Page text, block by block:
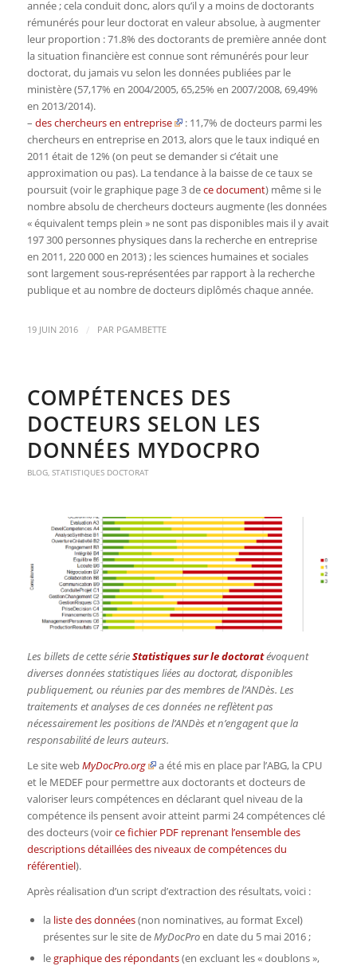
année ; cela conduit donc, alors qu’il y a moins de doctorants
rémunérés pour leur doctorat en valeur absolue, à augmenter
leur proportion : 71.8% des doctorants de première année dont
la situation financière est connue sont rémunérés pour leur
doctorat, du jamais vu selon les données publiées par le
ministère (57,17% en 2004/2005, 65,25% en 2007/2008, 69,49%
en 2013/2014).
– des chercheurs en entreprise : 11,7% dedocteurs parmi les
chercheurs en entreprise en 2013, alors que le taux indiqué en
2011 était de 12% (on peut se demander si c’était une
approximation ou pas). La tendance à la baisse de ce taux se
poursuit (voir le graphique page 3 dece document) même si le
nombre absolu de chercheursdocteursaugmente (les données
« équivalent temps plein » ne sont pas disponibles mais il y avait
197 300 personnes physiques dans la recherche en entreprise
en 2011, 220 000 en 2013) ; les sciences humaines et sociales
sont largement sous-représentées par rapport à la recherche
publique et au nombre dedocteursdiplômés chaque année.
19 JUIN 2016 / PAR PGAMBETTE
COMPÉTENCES DES
DOCTEURS SELON LES
DONNÉES MYDOCPRO
BLOG, STATISTIQUES DOCTORAT
Les billets de cette sérieStatistiques sur le doctoratévoquent
diverses données statistiques liées au doctorat, disponibles
publiquement, ou réunies par des membres de l’ANDès. Les
traitements et analyses de ces données ne reflètent pas
nécessairement les positions de l’ANDès et n’engagent que la
responsabilité de leurs auteurs.
Le site webMyDocPro.org
a été mis en place par l’ABG, la CPU
et le MEDEF pour permettre aux doctorants et docteurs de
valoriser leurs compétences en déclarant quel niveau de la
compétence ils pensent avoir atteint parmi 24 compétences clé
des docteurs (voirce fichier PDF reprenant l’ensemble des
descriptions détaillées des niveaux de compétences du
référentiel).
Après réalisation d’un script d’extraction des résultats, voici :
la liste des données(non nominatives, au format Excel)
présentes sur le site de MyDocProen date du 5 mai 2016 ;
legraphique des répondants(en excluant les « doublons »,